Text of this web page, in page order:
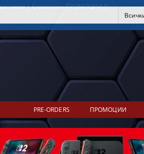
| Страхотни ПРОМОЦИИ !!!
PRE-ORDERS ПРОМОЦИИ